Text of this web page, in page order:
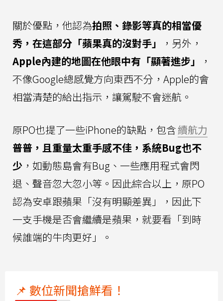
關於優點，他認為拍照、錄影等真的相當優
秀，在這部分「蘋果真的沒對手」
，另外，
Apple內建的地圖在他眼中有「顯著進步」
，
不像Google總感覺方向東西不分，Apple的會
相當清楚的給出指示，讓駕駛不會迷航。
原PO也提了一些iPhone的缺點，包含續航力
普普，且重量太重手感不佳，系統Bug也不
少 ，如動態島會有Bug、一些應用程式會閃
退、聲音忽大忽小等。因此綜合以上，原PO
認為安卓跟蘋果「沒有明顯差異」，因此下
一支手機是否會繼續是蘋果，就要看「到時
候誰端的牛肉更好」。
📌 數位新聞搶鮮看！